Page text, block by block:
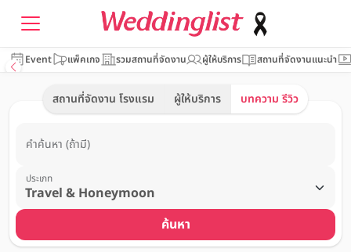
Event แพ็คเกจ รวมสถานที่จัดงาน ผู้ให้บริการ สถานที่จัดงานแนะนำ
สถานที่จัดงาน โรงแรม ผู้ให้บริการ บทความ รีวิว
คำค้นหา (ถ้ามี)
ประเภท
ค้นหา